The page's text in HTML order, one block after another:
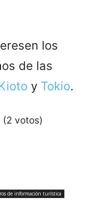
los
de las
y Tokio.
votos)
de información turística